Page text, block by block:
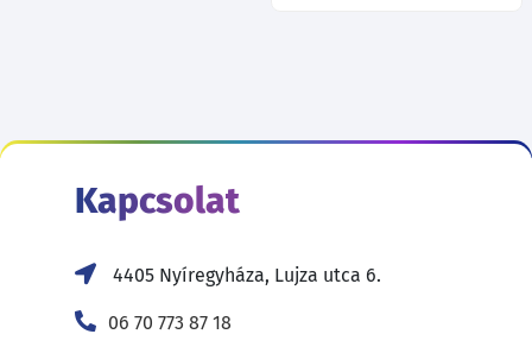
Kapcsolat
4405 Nyíregyháza, Lujza utca 6.
06 70 773 87 18